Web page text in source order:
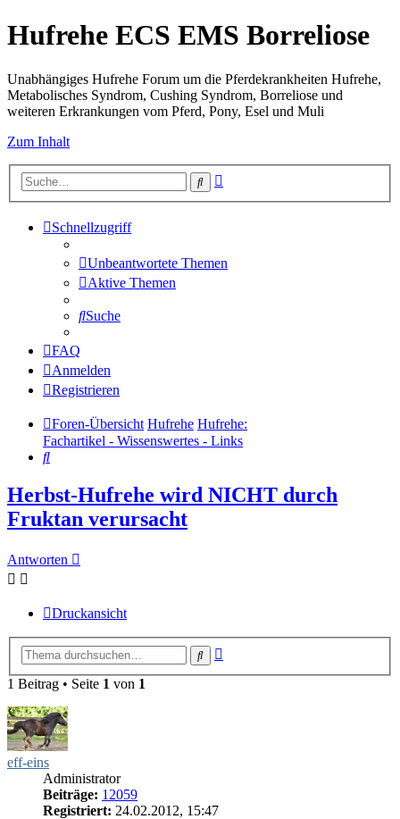
Hufrehe ECS EMS Borreliose
Unabhängiges Hufrehe Forum um die Pferdekrankheiten Hufrehe,
Metabolisches Syndrom, Cushing Syndrom, Borreliose und
weiteren Erkrankungen vom Pferd, Pony, Esel und Muli
Zum Inhalt
Suche
Schnellzugriff
Unbeantwortete Themen
Aktive Themen
Suche
FAQ
Anmelden
Registrieren
Foren-Übersicht Hufrehe Hufrehe:
Fachartikel - Wissenswertes - Links
Suche
Herbst-Hufrehe wird NICHT durch
Fruktan verursacht
Antworten
Druckansicht
Suche
1 Beitrag • Seite 1 von 1
eff-eins
Administrator
Beiträge: 12059
Registriert: 24.02.2012, 15:47